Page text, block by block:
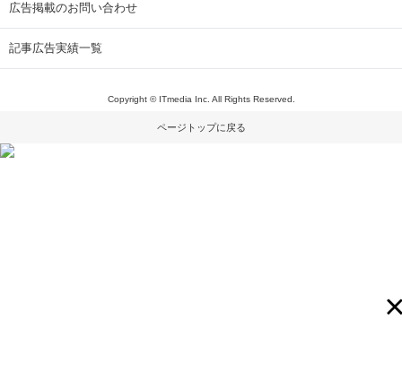
広告掲載のお問い合わせ
記事広告実績一覧
Copyright © ITmedia Inc. All Rights Reserved.
ページトップに戻る